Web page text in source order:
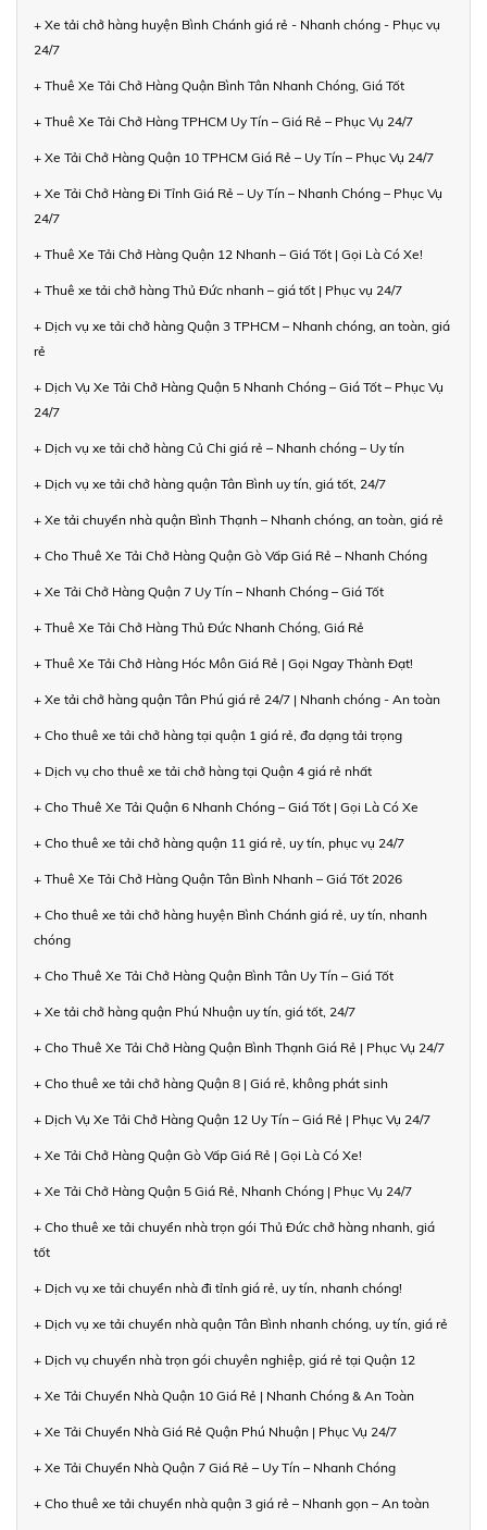
+ Xe tải chở hàng huyện Bình Chánh giá rẻ - Nhanh chóng - Phục vụ
24/7
+ Thuê Xe Tải Chở Hàng Quận Bình Tân Nhanh Chóng, Giá Tốt
+ Thuê Xe Tải Chở Hàng TPHCM Uy Tín – Giá Rẻ – Phục Vụ 24/7
+ Xe Tải Chở Hàng Quận 10 TPHCM Giá Rẻ – Uy Tín – Phục Vụ 24/7
+ Xe Tải Chở Hàng Đi Tỉnh Giá Rẻ – Uy Tín – Nhanh Chóng – Phục Vụ
24/7
+ Thuê Xe Tải Chở Hàng Quận 12 Nhanh – Giá Tốt | Gọi Là Có Xe!
+ Thuê xe tải chở hàng Thủ Đức nhanh – giá tốt | Phục vụ 24/7
+ Dịch vụ xe tải chở hàng Quận 3 TPHCM – Nhanh chóng, an toàn, giá
rẻ
+ Dịch Vụ Xe Tải Chở Hàng Quận 5 Nhanh Chóng – Giá Tốt – Phục Vụ
24/7
+ Dịch vụ xe tải chở hàng Củ Chi giá rẻ – Nhanh chóng – Uy tín
+ Dịch vụ xe tải chở hàng quận Tân Bình uy tín, giá tốt, 24/7
+ Xe tải chuyển nhà quận Bình Thạnh – Nhanh chóng, an toàn, giá rẻ
+ Cho Thuê Xe Tải Chở Hàng Quận Gò Vấp Giá Rẻ – Nhanh Chóng
+ Xe Tải Chở Hàng Quận 7 Uy Tín – Nhanh Chóng – Giá Tốt
+ Thuê Xe Tải Chở Hàng Thủ Đức Nhanh Chóng, Giá Rẻ
+ Thuê Xe Tải Chở Hàng Hóc Môn Giá Rẻ | Gọi Ngay Thành Đạt!
+ Xe tải chở hàng quận Tân Phú giá rẻ 24/7 | Nhanh chóng - An toàn
+ Cho thuê xe tải chở hàng tại quận 1 giá rẻ, đa dạng tải trọng
+ Dịch vụ cho thuê xe tải chở hàng tại Quận 4 giá rẻ nhất
+ Cho Thuê Xe Tải Quận 6 Nhanh Chóng – Giá Tốt | Gọi Là Có Xe
+ Cho thuê xe tải chở hàng quận 11 giá rẻ, uy tín, phục vụ 24/7
+ Thuê Xe Tải Chở Hàng Quận Tân Bình Nhanh – Giá Tốt 2026
+ Cho thuê xe tải chở hàng huyện Bình Chánh giá rẻ, uy tín, nhanh
chóng
+ Cho Thuê Xe Tải Chở Hàng Quận Bình Tân Uy Tín – Giá Tốt
+ Xe tải chở hàng quận Phú Nhuận uy tín, giá tốt, 24/7
+ Cho Thuê Xe Tải Chở Hàng Quận Bình Thạnh Giá Rẻ | Phục Vụ 24/7
+ Cho thuê xe tải chở hàng Quận 8 | Giá rẻ, không phát sinh
+ Dịch Vụ Xe Tải Chở Hàng Quận 12 Uy Tín – Giá Rẻ | Phục Vụ 24/7
+ Xe Tải Chở Hàng Quận Gò Vấp Giá Rẻ | Gọi Là Có Xe!
+ Xe Tải Chở Hàng Quận 5 Giá Rẻ, Nhanh Chóng | Phục Vụ 24/7
+ Cho thuê xe tải chuyển nhà trọn gói Thủ Đức chở hàng nhanh, giá
tốt
+ Dịch vụ xe tải chuyển nhà đi tỉnh giá rẻ, uy tín, nhanh chóng!
+ Dịch vụ xe tải chuyển nhà quận Tân Bình nhanh chóng, uy tín, giá rẻ
+ Dịch vụ chuyển nhà trọn gói chuyên nghiệp, giá rẻ tại Quận 12
+ Xe Tải Chuyển Nhà Quận 10 Giá Rẻ | Nhanh Chóng & An Toàn
+ Xe Tải Chuyển Nhà Giá Rẻ Quận Phú Nhuận | Phục Vụ 24/7
+ Xe Tải Chuyển Nhà Quận 7 Giá Rẻ – Uy Tín – Nhanh Chóng
+ Cho thuê xe tải chuyển nhà quận 3 giá rẻ – Nhanh gọn – An toàn